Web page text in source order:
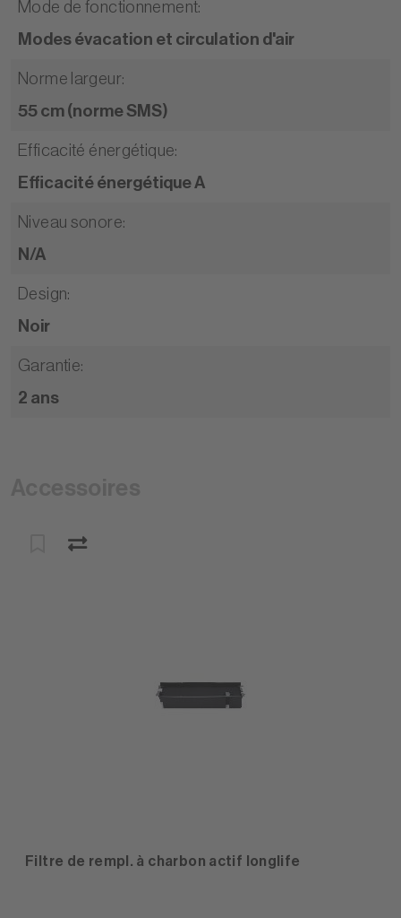
Mode de fonctionnement:
Modes évacation et circulation d'air
Norme largeur:
55 cm (norme SMS)
Efficacité énergétique:
Efficacité énergétique A
Niveau sonore:
N/A
Design:
Noir
Garantie:
2 ans
Filtre de rempl. à charbon actif longlife